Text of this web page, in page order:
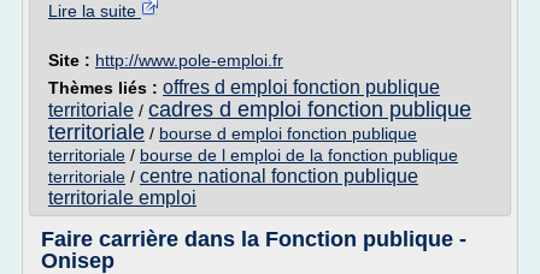
Lire la suite
Site : http://www.pole-emploi.fr
Thèmes liés : offres d emploi fonction publique
territoriale / cadres d emploi fonction publique
territoriale / bourse d emploi fonction publique
territoriale / bourse de l emploi de la fonction publique
territoriale / centre national fonction publique
territoriale emploi
Faire carrière dans la Fonction publique -
Onisep